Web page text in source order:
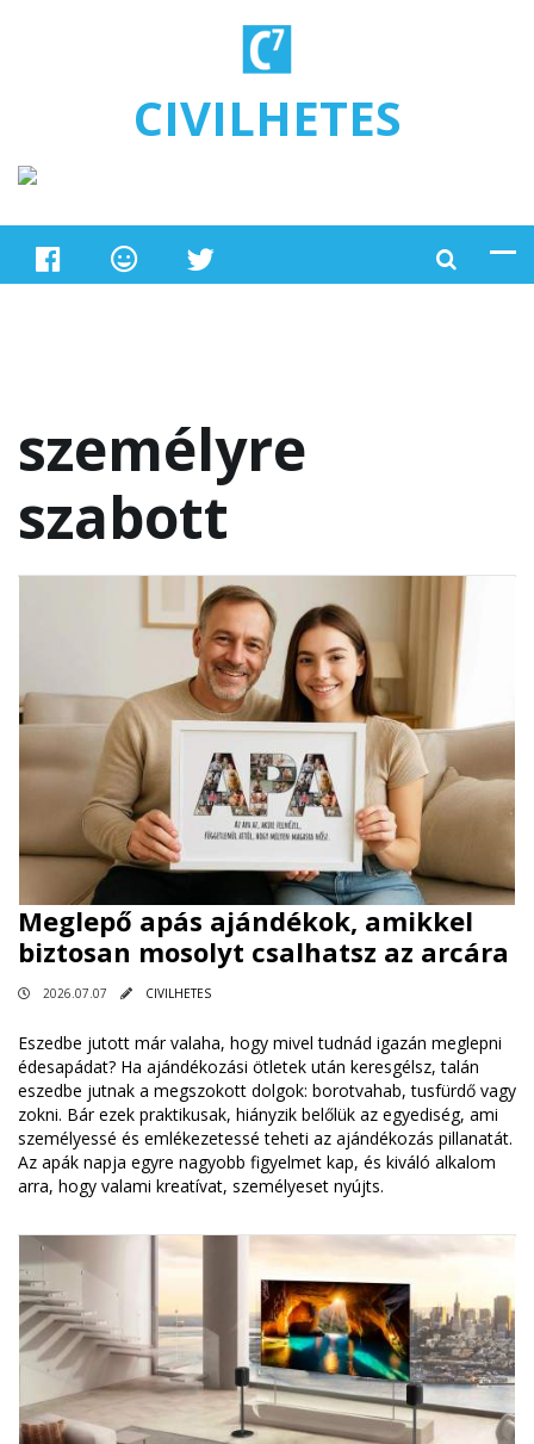
CIVILHETES
személyre
szabott
Meglepő apás ajándékok, amikkel
biztosan mosolyt csalhatsz az arcára
2026.07.07 CIVILHETES
Eszedbe jutott már valaha, hogy mivel tudnád igazán meglepni
édesapádat? Ha ajándékozási ötletek után keresgélsz, talán
eszedbe jutnak a megszokott dolgok: borotvahab, tusfürdő vagy
zokni. Bár ezek praktikusak, hiányzik belőlük az egyediség, ami
személyessé és emlékezetessé teheti az ajándékozás pillanatát.
Az apák napja egyre nagyobb figyelmet kap, és kiváló alkalom
arra, hogy valami kreatívat, személyeset nyújts.